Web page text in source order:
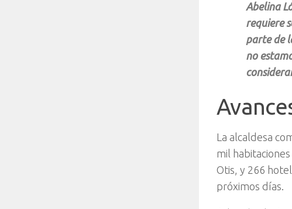
Abelina
requiere
parte de
no
La alcaldesa
mil
Otis, y 266
próximos días.